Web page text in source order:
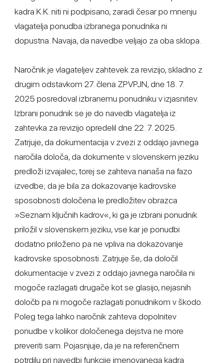
kadra K.K. niti ni podpisano, zaradi česar po mnenju
vlagatelja ponudba izbranega ponudnika ni
dopustna. Navaja, da navedbe veljajo za oba sklopa.
Naročnik je vlagateljev zahtevek za revizijo, skladno z
drugim odstavkom 27. člena ZPVPJN, dne 18. 7.
2025 posredoval izbranemu ponudniku v izjasnitev.
Izbrani ponudnik se je do navedb vlagatelja iz
zahtevka za revizijo opredelil dne 22. 7. 2025.
Zatrjuje, da dokumentacija v zvezi z oddajo javnega
naročila določa, da dokumente v slovenskem jeziku
predloži izvajalec, torej se zahteva nanaša na fazo
izvedbe; da je bila za dokazovanje kadrovske
sposobnosti določena le predložitev obrazca
»Seznam ključnih kadrov«, ki ga je izbrani ponudnik
priložil v slovenskem jeziku, vse kar je ponudbi
dodatno priloženo pa ne vpliva na dokazovanje
kadrovske sposobnosti. Zatrjuje še, da določil
dokumentacije v zvezi z oddajo javnega naročila ni
mogoče razlagati drugače kot se glasijo, nejasnih
določb pa ni mogoče razlagati ponudnikom v škodo.
Poleg tega lahko naročnik zahteva dopolnitev
ponudbe v kolikor določenega dejstva ne more
preveriti sam. Pojasnjuje, da je na referenčnem
potrdilu pri navedbi funkcije imenovanega kadra